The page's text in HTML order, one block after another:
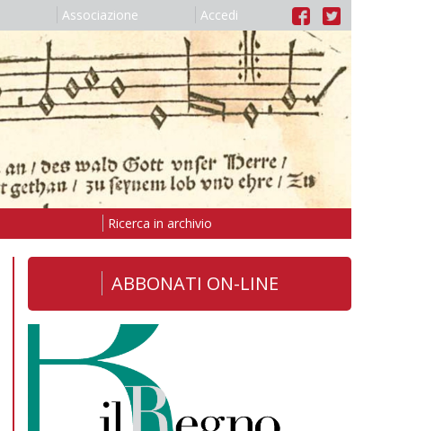
Associazione Accedi
Ricerca in archivio
ABBONATI ON-LINE